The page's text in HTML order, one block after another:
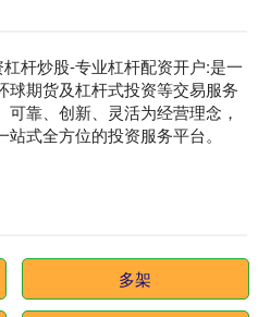
杆炒股-专业杠杆配资开户:是一
球期货及杠杆式投资等交易服务
靠、创新、灵活为经营理念，
式全方位的投资服务平台。
多架